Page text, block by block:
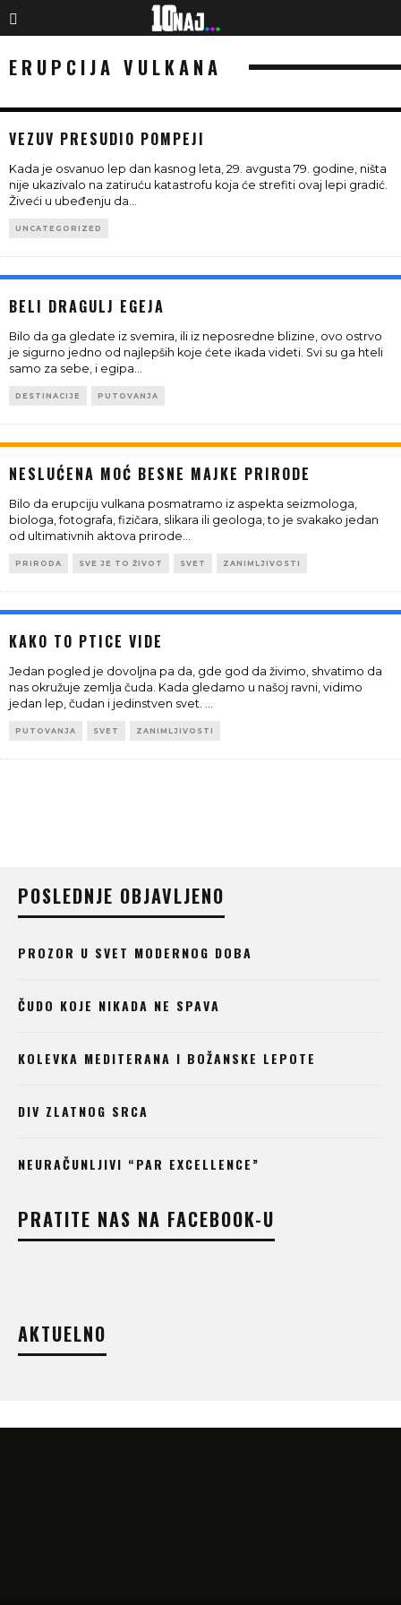
ERUPCIJA VULKANA
VEZUV PRESUDIO POMPEJI
Kada je osvanuo lep dan kasnog leta, 29. avgusta 79. godine, ništa
nije ukazivalo na zatiruću katastrofu koja će strefiti ovaj lepi gradić.
Živeći u ubeđenju da...
UNCATEGORIZED
BELI DRAGULJ EGEJA
Bilo da ga gledate iz svemira, ili iz neposredne blizine, ovo ostrvo
je sigurno jedno od najlepših koje ćete ikada videti. Svi su ga hteli
samo za sebe, i egipa...
DESTINACIJE PUTOVANJA
NESLUĆENA MOĆ BESNE MAJKE PRIRODE
Bilo da erupciju vulkana posmatramo iz aspekta seizmologa,
biologa, fotografa, fizičara, slikara ili geologa, to je svakako jedan
od ultimativnih aktova prirode...
PRIRODA SVE JE TO ŽIVOT SVET ZANIMLJIVOSTI
KAKO TO PTICE VIDE
Jedan pogled je dovoljna pa da, gde god da živimo, shvatimo da
nas okružuje zemlja čuda. Kada gledamo u našoj ravni, vidimo
jedan lep, čudan i jedinstven svet. ...
PUTOVANJA SVET ZANIMLJIVOSTI
POSLEDNJE OBJAVLJENO
PROZOR U SVET MODERNOG DOBA
ČUDO KOJE NIKADA NE SPAVA
KOLEVKA MEDITERANA I BOŽANSKE LEPOTE
DIV ZLATNOG SRCA
NEURAČUNLJIVI “PAR EXCELLENCE”
PRATITE NAS NA FACEBOOK-U
AKTUELNO